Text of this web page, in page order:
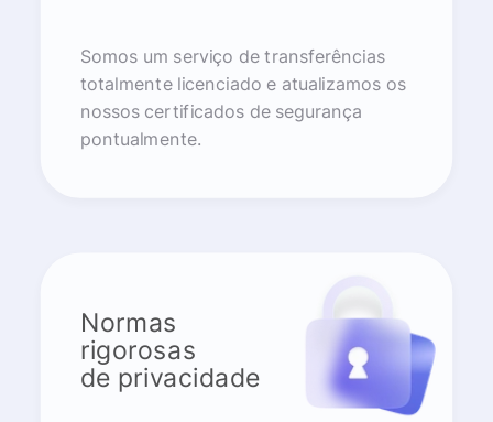
Somos um serviço de transferências
totalmente licenciado e atualizamos os
nossos certificados de segurança
pontualmente.
Normas
rigorosas
de privacidade